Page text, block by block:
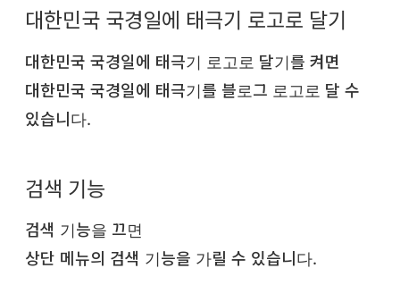
대한민국 국경일에 태극기 로고로 달기
대한민국 국경일에 태극기 로고로 달기를 켜면
대한민국 국경일에 태극기를 블로그 로고로 달 수
있습니다.
검색 기능
검색 기능을 끄면
상단 메뉴의 검색 기능을 가릴 수 있습니다.